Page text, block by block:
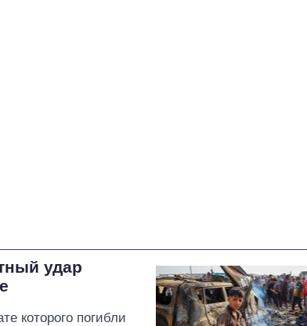
удар
которого погибли
персональных данных украинцев из
платежных чеков